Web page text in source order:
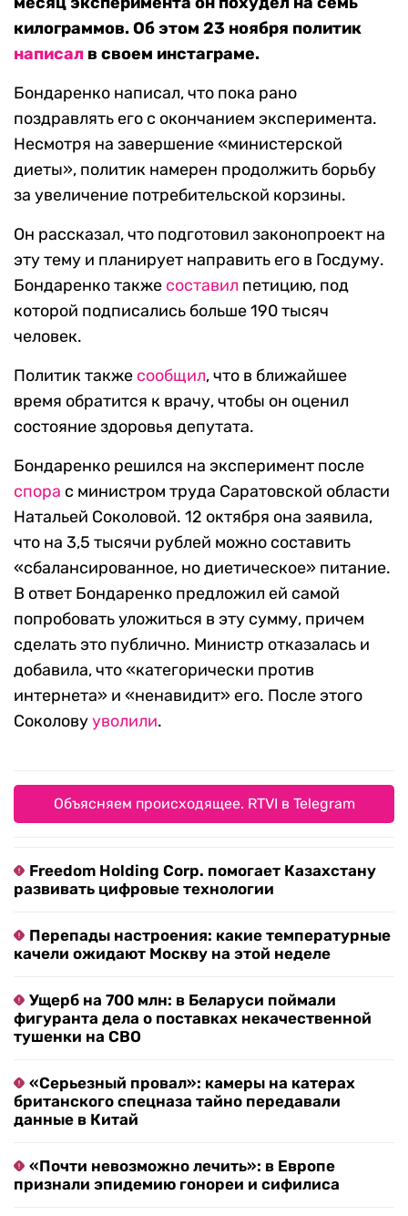
килограммов. Об этом 23 ноября политик
написал в своем инстаграме.
Бондаренко написал, что пока рано
поздравлять его с окончанием эксперимента.
Несмотря на завершение «министерской
диеты», политик намерен продолжить борьбу
за увеличение потребительской корзины.
Он рассказал, что подготовил законопроект на
эту тему и планирует направить его в Госдуму.
Бондаренко также составил петицию, под
которой подписались больше 190 тысяч
человек.
Политик также сообщил, что в ближайшее
время обратится к врачу, чтобы он оценил
состояние здоровья депутата.
Бондаренко решился на эксперимент после
спора с министром труда Саратовской области
Натальей Соколовой. 12 октября она заявила,
что на 3,5 тысячи рублей можно составить
«сбалансированное, но диетическое» питание.
В ответ Бондаренко предложил ей самой
попробовать уложиться в эту сумму, причем
сделать это публично. Министр отказалась и
добавила, что «категорически против
интернета» и «ненавидит» его. После этого
Соколовууволили.
Объясняем происходящее. RTVI в Telegram
Freedom Holding Corp. помогает Казахстану
развивать цифровые технологии
Перепады настроения: какие температурные
качели ожидают Москву на этой неделе
Ущерб на 700 млн: в Беларуси поймали
фигуранта дела о поставках некачественной
тушенки на СВО
«Серьезный провал»: камеры на катерах
британского спецназа тайно передавали
данные в Китай
«Почти невозможно лечить»: в Европе
признали эпидемию гонореи и сифилиса